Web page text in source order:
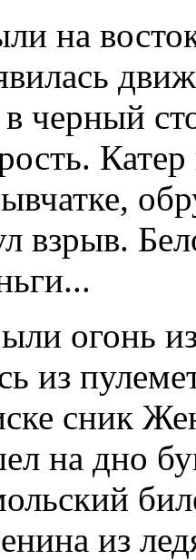
на
в черный
взрыв.
огонь
из
сник
на дно
из